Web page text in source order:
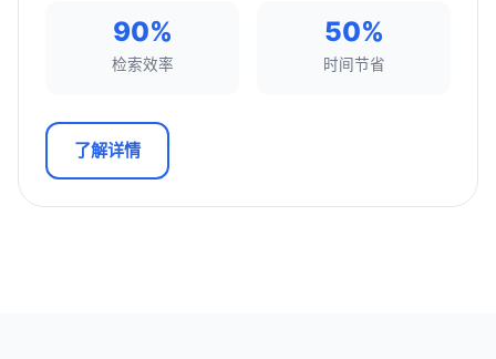
90%
检索效率
50%
时间节省
了解详情